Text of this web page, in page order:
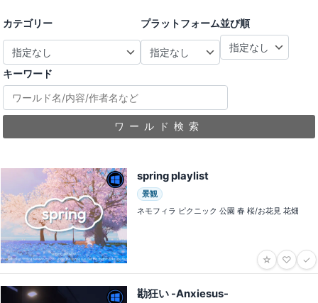
カテゴリー プラットフォーム並び順
キーワード
ワールド検索
spring playlist
景観
ネモフィラ ピクニック 公園 春 桜/お花見 花畑
☆ ♡ ✓
勘狂い -Anxiesus-